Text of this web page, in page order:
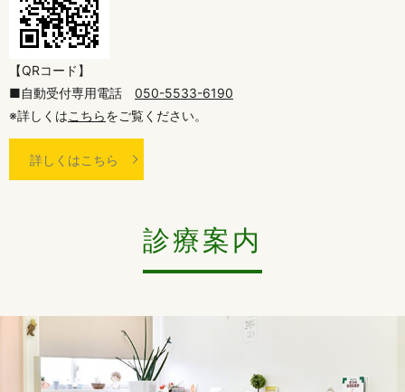
【QRコード】
■自動受付専用電話 050-5533-6190
※詳しくはこちらをご覧ください。
詳しくはこちら
診療案内